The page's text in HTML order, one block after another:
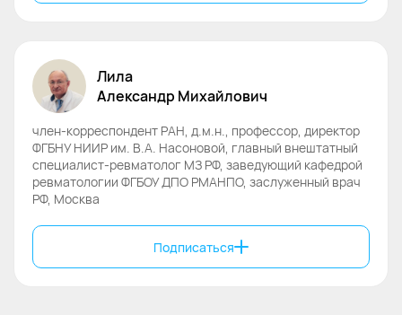
Лила
Александр Михайлович
член-корреспондент РАН, д.м.н., профессор, директор
ФГБНУ НИИР им. В.А. Насоновой, главный внештатный
специалист-ревматолог МЗ РФ, заведующий кафедрой
ревматологии ФГБОУ ДПО РМАНПО, заслуженный врач
РФ, Москва
Подписаться